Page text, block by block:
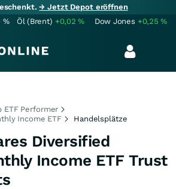
→ Jetzt Depot eröffnen
% Öl (Brent) +0,02% Dow Jones +0,25%
ETF Performer
Income ETF
Handelsplätze
Diversified
Income ETF Trust